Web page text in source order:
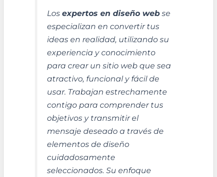
Los expertos en diseño webse
especializan en convertir tus
ideas en realidad, utilizando su
experiencia y conocimiento
para crear un sitio web que sea
atractivo, funcional y fácil de
usar. Trabajan estrechamente
contigo para comprender tus
objetivos y transmitir el
mensaje deseado a través de
elementos de diseño
cuidadosamente
seleccionados. Su enfoque